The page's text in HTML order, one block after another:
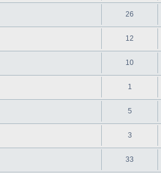
26
12
10
1
5
3
33